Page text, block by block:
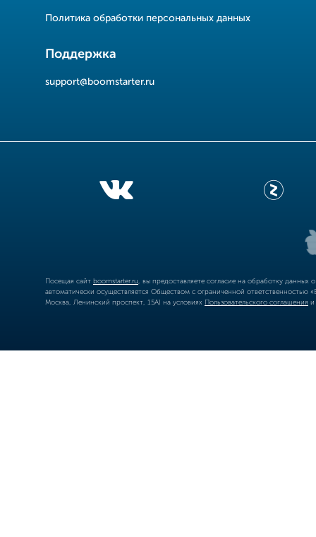
Политика обработки персональных данных
Поддержка
support@boomstarter.ru
Посещая сайт boomstarter.ru , вы предоставляете согласие на обработку
автоматически осуществляется Обществом с ограниченной
Москва, Ленинский проспект, 15А) на условиях Пользовательского соглашения и